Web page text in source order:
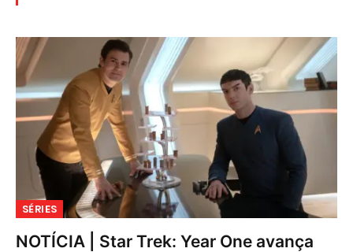
SÉRIES
NOTÍCIA | Star Trek: Year One avança